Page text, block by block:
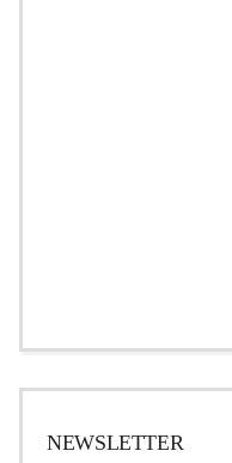
NEWSLETTER